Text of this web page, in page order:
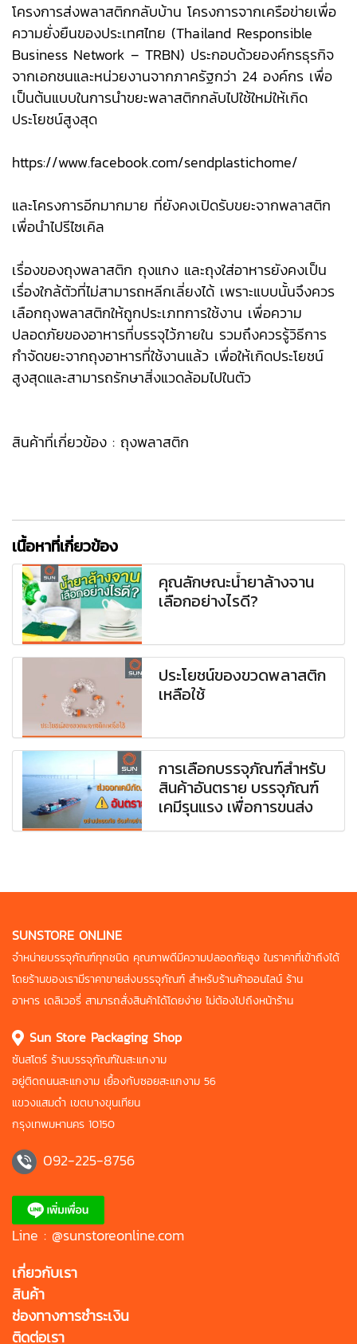
โครงการส่งพลาสติกกลับบ้าน โครงการจากเครือข่ายเพื่อ
ความยั่งยืนของประเทศไทย (Thailand Responsible
Business Network – TRBN) ประกอบด้วยองค์กรธุรกิจ
จากเอกชนและหน่วยงานจากภาครัฐกว่า 24 องค์กร เพื่อ
เป็นต้นแบบในการนำขยะพลาสติกกลับไปใช้ใหม่ให้เกิด
ประโยชน์สูงสุด
https://www.facebook.com/sendplastichome/
และโครงการอีกมากมาย ที่ยังคงเปิดรับขยะจากพลาสติก
เพื่อนำไปรีไซเคิล
เรื่องของถุงพลาสติก ถุงแกง และถุงใส่อาหารยังคงเป็น
เรื่องใกล้ตัวที่ไม่สามารถหลีกเลี่ยงได้ เพราะแบบนั้นจึงควร
เลือกถุงพลาสติกให้ถูกประเภทการใช้งาน เพื่อความ
ปลอดภัยของอาหารที่บรรจุไว้ภายใน รวมถึงควรรู้วิธีการ
กำจัดขยะจากถุงอาหารที่ใช้งานแล้ว เพื่อให้เกิดประโยชน์
สูงสุดและสามารถรักษาสิ่งแวดล้อมไปในตัว
สินค้าที่เกี่ยวข้อง : ถุงพลาสติก
เนื้อหาที่เกี่ยวข้อง
คุณลักษณะน้ำยาล้างจาน
เลือกอย่างไรดี?
ประโยชน์ของขวดพลาสติก
เหลือใช้
การเลือกบรรจุภัณฑ์สำหรับ
สินค้าอันตราย บรรจุภัณฑ์
เคมีรุนแรง เพื่อการขนส่ง
SUNSTORE ONLINE
จำหน่ายบรรจุภัณฑ์ทุกชนิด คุณภาพดีมีความปลอดภัยสูง ในราคาที่เข้าถึงได้
โดยร้านของเรามีราคาขายส่งบรรจุภัณฑ์ สำหรับร้านค้าออนไลน์ ร้าน
อาหาร เดลิเวอรี่ สามารถสั่งสินค้าได้โดยง่าย ไม่ต้องไปถึงหน้าร้าน
Sun Store Packaging Shop
ซันสโตร์ ร้านบรรจุภัณฑ์ในสะแกงาม
อยู่ติดถนนสะแกงาม เยื้องกับซอยสะแกงาม 56
แขวงแสมดำ เขตบางขุนเทียน
กรุงเทพมหานคร 10150
092-225-8756
Line : @sunstoreonline.com
เกี่ยวกับเรา
สินค้า
ช่องทางการชำระเงิน
ติดต่อเรา